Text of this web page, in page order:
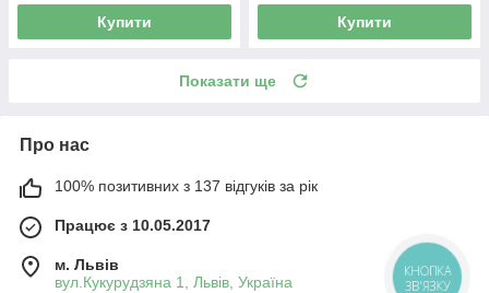
Купити Купити
Показати ще
Про нас
100% позитивних з 137 відгуків за рік
Працює з 10.05.2017
м. Львів
вул.Кукурудзяна 1, Львів, Україна
КНОПКА
ЗВ'ЯЗКУ